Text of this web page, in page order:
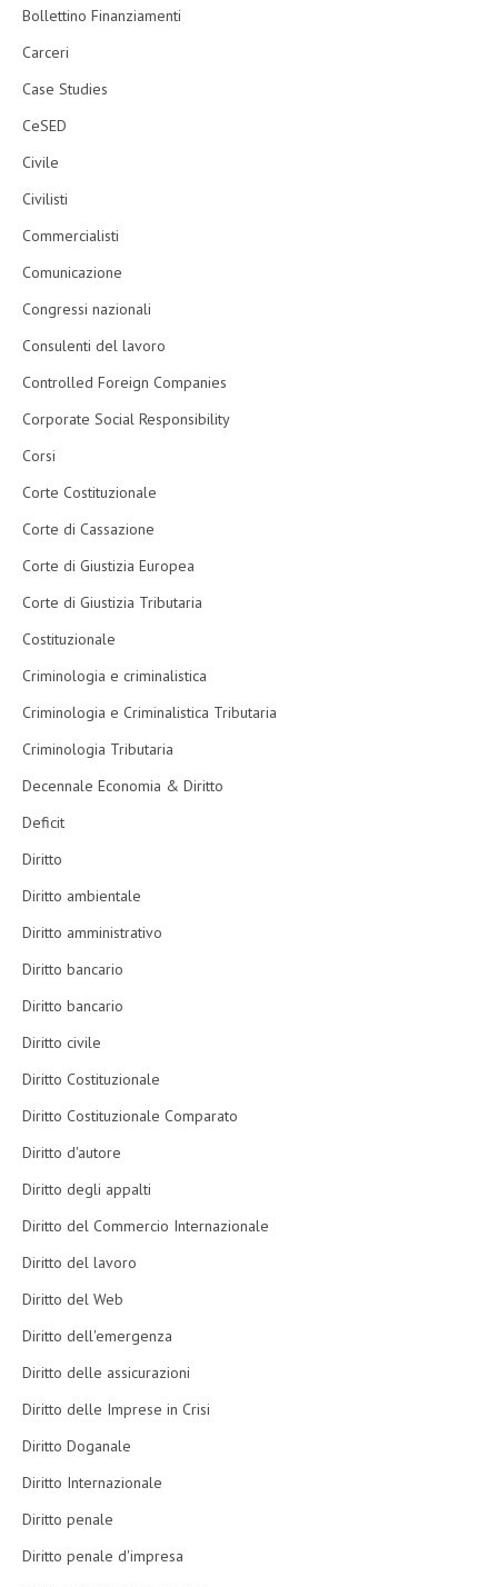
Bollettino Finanziamenti
Carceri
Case Studies
CeSED
Civile
Civilisti
Commercialisti
Comunicazione
Congressi nazionali
Consulenti del lavoro
Controlled Foreign Companies
Corporate Social Responsibility
Corsi
Corte Costituzionale
Corte di Cassazione
Corte di Giustizia Europea
Corte di Giustizia Tributaria
Costituzionale
Criminologia e criminalistica
Criminologia e Criminalistica Tributaria
Criminologia Tributaria
Decennale Economia & Diritto
Deficit
Diritto
Diritto ambientale
Diritto amministrativo
Diritto bancario
Diritto bancario
Diritto civile
Diritto Costituzionale
Diritto Costituzionale Comparato
Diritto d'autore
Diritto degli appalti
Diritto del Commercio Internazionale
Diritto del lavoro
Diritto del Web
Diritto dell'emergenza
Diritto delle assicurazioni
Diritto delle Imprese in Crisi
Diritto Doganale
Diritto Internazionale
Diritto penale
Diritto penale d'impresa